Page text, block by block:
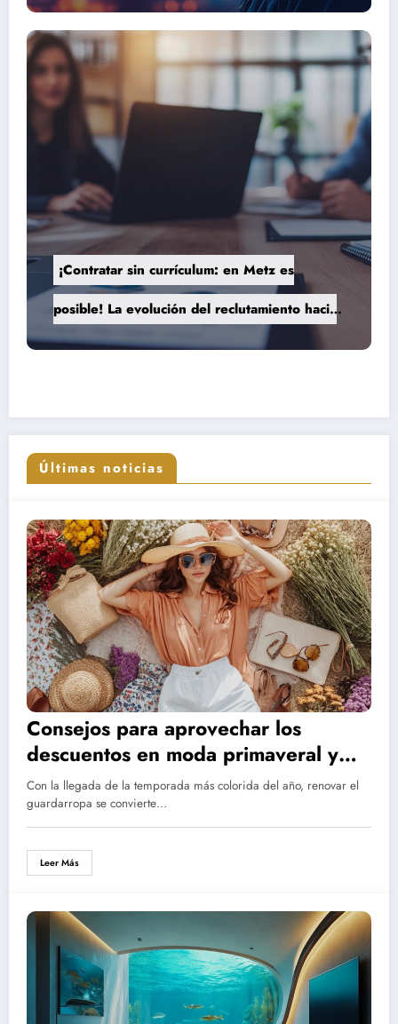
nuevas tecnologías autónomas
¡Contratar sin currículum: en Metz es
posible! La evolución del reclutamiento hacia
procesos más humanos y eficaces
Últimas noticias
Consejos para aprovechar los
descuentos en moda primaveral y
mejorar tu guardarropa
Con la llegada de la temporada más colorida del año, renovar el
guardarropa se convierte…
Leer Más